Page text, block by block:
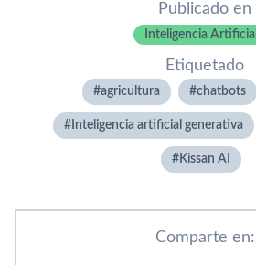
Publicado en
Inteligencia Artificial
Etiquetado
agricultura chatbots
Inteligencia artificial generativa
Kissan AI
Comparte en: